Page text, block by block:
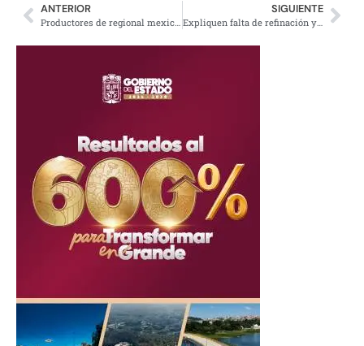
ANTERIOR
Productores de regional mexicano son detenidos por supuestos nexos con el narcotráfico
SIGUIENTE
Expliquen falta de refinación y altos precios exige Biden a petroleras